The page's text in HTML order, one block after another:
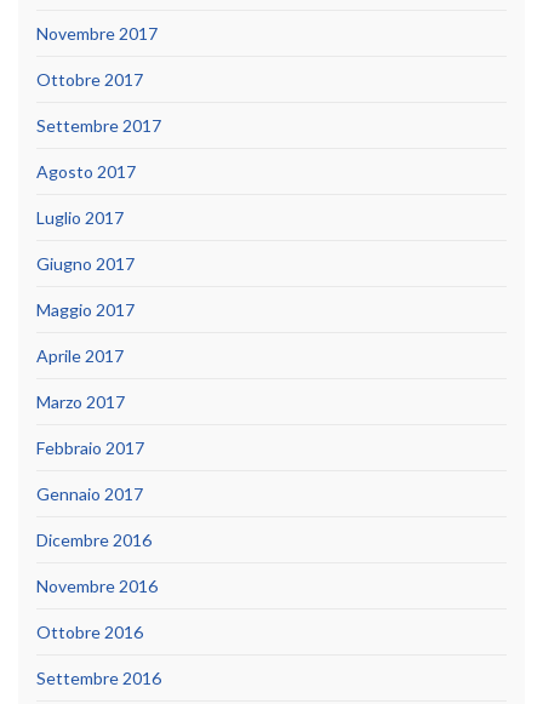
Novembre 2017
Ottobre 2017
Settembre 2017
Agosto 2017
Luglio 2017
Giugno 2017
Maggio 2017
Aprile 2017
Marzo 2017
Febbraio 2017
Gennaio 2017
Dicembre 2016
Novembre 2016
Ottobre 2016
Settembre 2016